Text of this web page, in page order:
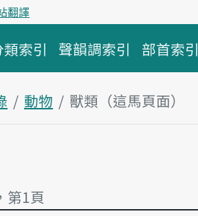
翻譯
類索引 聲韻調索引 部首索引
動物
獸類（這馬頁面）
第1頁